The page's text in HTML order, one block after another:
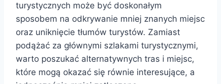
turystycznych może być doskonałym
sposobem na odkrywanie mniej znanych miejsc
oraz uniknięcie tłumów turystów. Zamiast
podążać za głównymi szlakami turystycznymi,
warto poszukać alternatywnych tras i miejsc,
które mogą okazać się równie interesujące, a